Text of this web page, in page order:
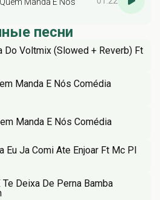
песни
Do Voltmix (Slowed + Reverb) Ft
Manda É Nós Comédia
Manda É Nós Comédia
Eu Ja Comi Ate Enjoar Ft Mc Pl
Te Deixa De Perna Bamba